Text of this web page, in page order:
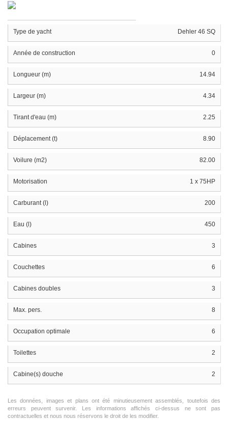
Type de yacht Dehler 46 SQ
Année de construction 0
Longueur (m) 14.94
Largeur (m) 4.34
Tirant d'eau (m) 2.25
Déplacement (t) 8.90
Voilure (m2) 82.00
Motorisation 1 x 75HP
Carburant (l) 200
Eau (l) 450
Cabines 3
Couchettes 6
Cabines doubles 3
Max. pers. 8
Occupation optimale 6
Toilettes 2
Cabine(s) douche 2
Les données, images et plans ont été minutieusement assemblés, toutefois des
erreurs peuvent survenir. Les informations affichés ci-dessus ne sont pas
contractuelles et nous nous réservons le droit de les modifier.